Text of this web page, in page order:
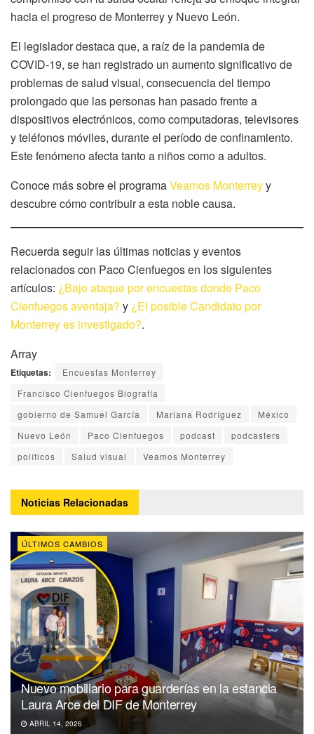
hacia el progreso de Monterrey y Nuevo León.
El legislador destaca que, a raíz de la pandemia de
COVID-19, se han registrado un aumento significativo de
problemas de salud visual, consecuencia del tiempo
prolongado que las personas han pasado frente a
dispositivos electrónicos, como computadoras, televisores
y teléfonos móviles, durante el período de confinamiento.
Este fenómeno afecta tanto a niños como a adultos.
Conoce más sobre el programaVeamos Monterreyy
descubre cómo contribuir a esta noble causa.
Recuerda seguir las últimas noticias y eventos
relacionados con Paco Cienfuegos en los siguientes
artículos: ¿Bajo ataque por encuestas donde Paco
Cienfuegos aventaja? y ¿El posible Candidato por
Monterrey es investigado?.
Array
Etiquetas:
Encuestas Monterrey
Francisco Cienfuegos Biografía
gobierno de Samuel García
Mariana Rodríguez
México
Nuevo León
Paco Cienfuegos podcast
podcasters
políticos
Salud visual Veamos Monterrey
Noticias Relacionadas
ÚLTIMOS CAMBIOS
Nuevo mobiliario para guarderías en la estancia
Laura Arce del DIF de Monterrey
ABRIL 14, 2026